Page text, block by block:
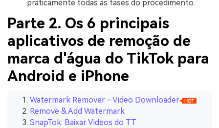
praticamente todas as fases do procedimento.
Parte 2. Os 6 principais
aplicativos de remoção de
marca d'água do TikTok para
Android e iPhone
Watermark Remover - Video Downloader
Remove & Add Watermark
SnapTok: Baixar Videos do TT